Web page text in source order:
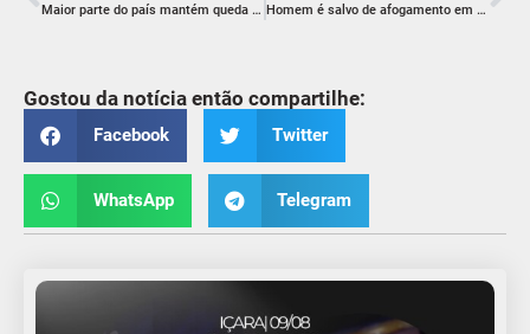
Maior parte do país mantém queda da Síndrome Respiratória Grave Homem é salvo de afogamento em Balneário Rincão
Gostou da notícia então compartilhe:
Facebook Twitter
WhatsApp Telegram